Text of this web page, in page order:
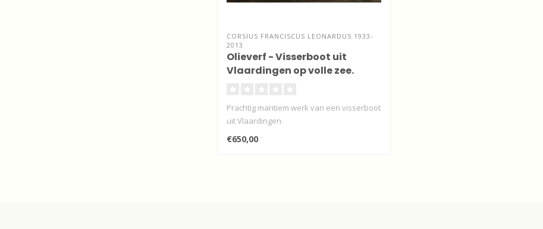
CORSIUS FRANCISCUS LEONARDUS 1933-
2013
Olieverf - Visserboot uit
Vlaardingen op volle zee.
Prachtig maritiem werk van een visserboot
uit Vlaardingen.
€650,00